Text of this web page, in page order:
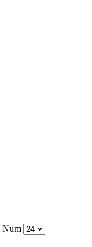
Num